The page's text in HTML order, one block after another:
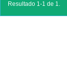
Resultado 1-1 de 1.